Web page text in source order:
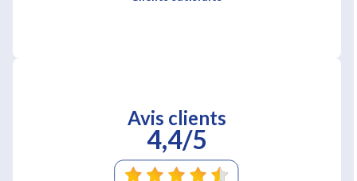
Avis clients
4,4/5